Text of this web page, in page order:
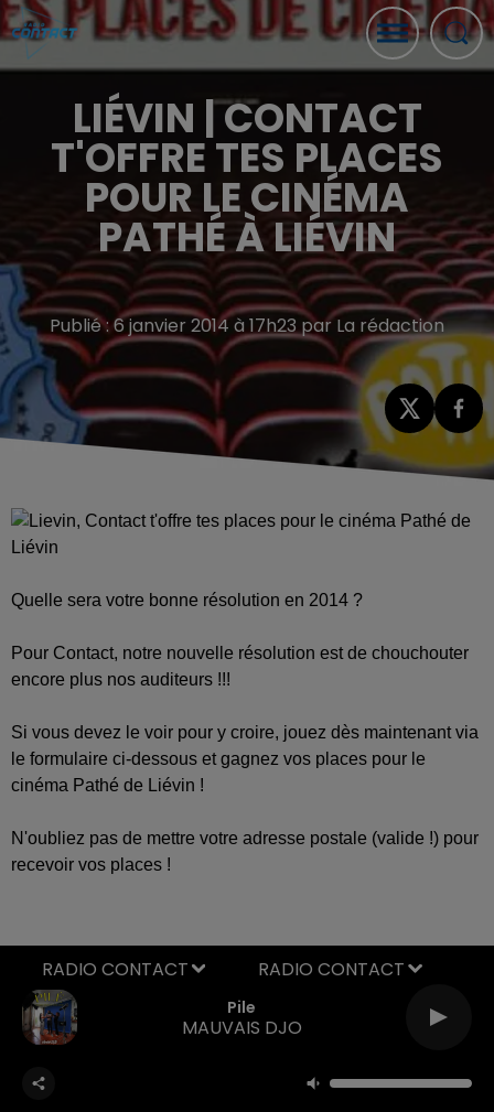
LIÉVIN | CONTACT
T'OFFRE TES PLACES
POUR LE CINÉMA
PATHÉ À LIÉVIN
Publié : 6 janvier 2014 à 17h23 par La rédaction
Quelle sera votre bonne résolution en 2014 ?
Pour Contact, notre nouvelle résolution est de chouchouter
encore plus nos auditeurs !!!
Si vous devez le voir pour y croire, jouez dès maintenant via
le formulaire ci-dessous et gagnez vos places pour le
cinéma Pathé de Liévin !
N'oubliez pas de mettre votre adresse postale (valide !) pour
recevoir vos places !
Pile
MAUVAIS DJO
RADIO CONTACT